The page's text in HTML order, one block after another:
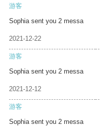
游客
Sophia sent you 2 messa
2021-12-22
游客
Sophia sent you 2 messa
2021-12-12
游客
Sophia sent you 2 messa